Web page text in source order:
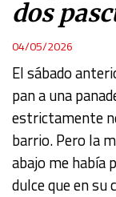
dos
04/05/2026
El sábado
pan a una
estrictamente
barrio. Pero la
abajo me había
dulce que en su